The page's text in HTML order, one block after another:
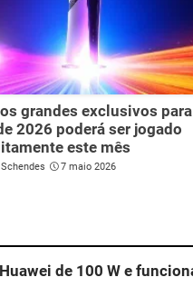
grandes exclusivos para
2026 poderá ser jogado
este mês
7 maio 2026
de 100 W e